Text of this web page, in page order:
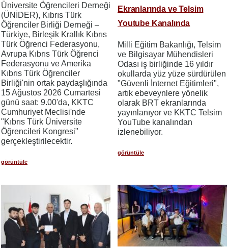
Üniversite Öğrencileri Derneği
(ÜNİDER), Kıbrıs Türk
Öğrenciler Birliği Derneği –
Türkiye, Birleşik Krallık Kıbrıs
Türk Öğrenci Federasyonu,
Avrupa Kıbrıs Türk Öğrenci
Federasyonu ve Amerika
Kıbrıs Türk Öğrenciler
Birliği'nin ortak paydaşlığında
15 Ağustos 2026 Cumartesi
günü saat: 9.00'da, KKTC
Cumhuriyet Meclisi'nde
"Kıbrıs Türk Üniversite
Öğrencileri Kongresi"
gerçekleştirilecektir.
görüntüle
Ekranlarında ve Telsim
Youtube Kanalında
Milli Eğitim Bakanlığı, Telsim
ve Bilgisayar Mühendisleri
Odası iş birliğinde 16 yıldır
okullarda yüz yüze sürdürülen
"Güvenli İnternet Eğitimleri",
artık ebeveynlere yönelik
olarak BRT ekranlarında
yayınlanıyor ve KKTC Telsim
YouTube kanalından
izlenebiliyor.
görüntüle